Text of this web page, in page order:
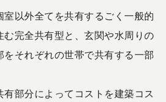
以外全てを共有するごく一般的
む完全共有型と、玄関や水周りの
それぞれの世帯で共有する一部
有部分によってコストを建築コス